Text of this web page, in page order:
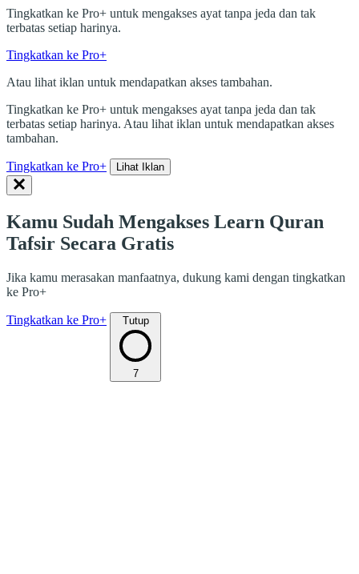
Tingkatkan ke Pro+ untuk mengakses ayat tanpa jeda dan tak
terbatas setiap harinya.
Tingkatkan ke Pro+
Atau lihat iklan untuk mendapatkan akses tambahan.
Tingkatkan ke Pro+ untuk mengakses ayat tanpa jeda dan tak
terbatas setiap harinya. Atau lihat iklan untuk mendapatkan akses
tambahan.
Tingkatkan ke Pro+ Lihat Iklan
Kamu Sudah Mengakses Learn Quran
Tafsir Secara Gratis
Jika kamu merasakan manfaatnya, dukung kami dengan tingkatkan
ke Pro+
Tingkatkan ke Pro+ Tutup
7